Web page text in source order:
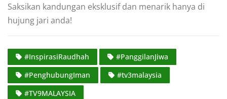
Saksikan kandungan eksklusif dan menarik hanya di
hujung jari anda!
#InspirasiRaudhah
#PanggilanJiwa
#PenghubungIman
#tv3malaysia
#TV9MALAYSIA